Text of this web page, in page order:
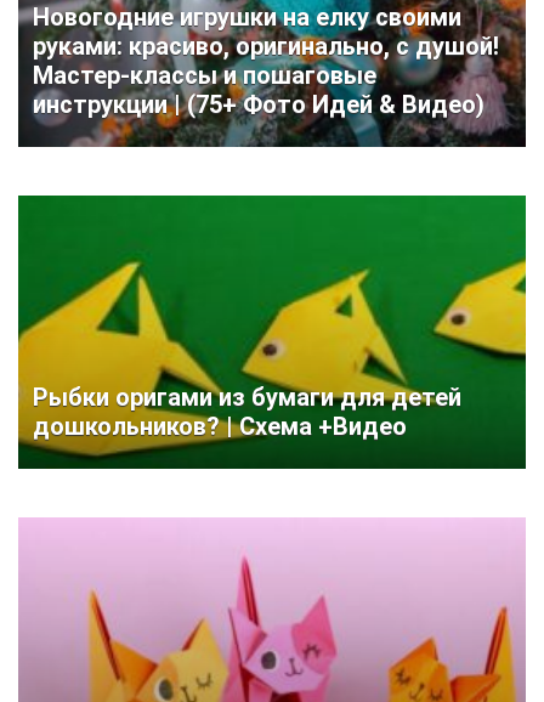
Новогодние игрушки на елку своими
руками: красиво, оригинально, с душой!
Мастер-классы и пошаговые
инструкции | (75+ Фото Идей & Видео)
Рыбки оригами из бумаги для детей
дошкольников? | Схема +Видео